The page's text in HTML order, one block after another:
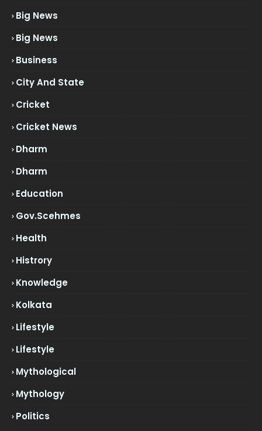
Big News
Big News
Business
City And State
Cricket
Cricket News
Dharm
Dharm
Education
Gov.scehmes
Health
Histrory
Knowledge
Kolkata
Lifestyle
Lifestyle
Mythological
Mythology
Politics